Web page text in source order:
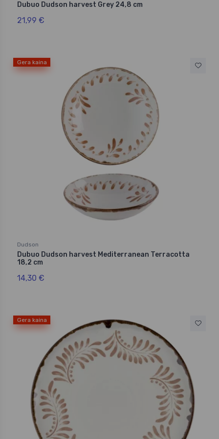
Dubuo Dudson harvest Grey 24,8 cm
21,99 €
Gera kaina
Dudson
Dubuo Dudson harvest Mediterranean Terracotta
18,2 cm
14,30 €
Gera kaina